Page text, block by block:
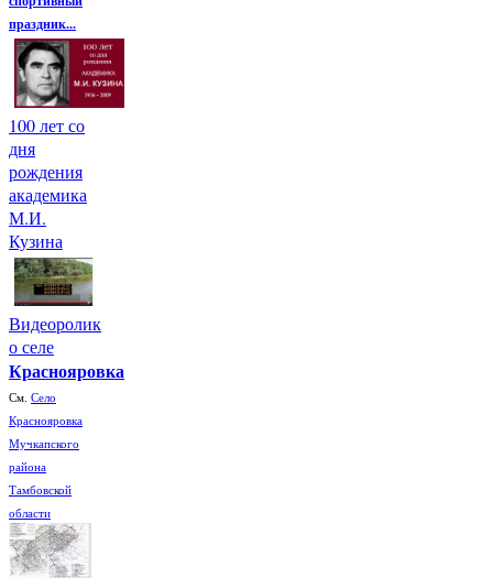
праздник...
100 лет со
дня
рождения
академика
М.И.
Кузина
Видеоролик
о селе
Краснояровка
См. Село
Краснояровка
Мучкапского
района
Тамбовской
области